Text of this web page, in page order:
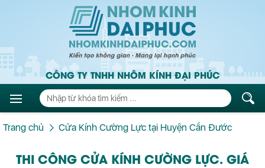
CÔNG TY TNHH NHÔM KÍNH ĐẠI PHÚC
Trang chủ Cửa Kính Cường Lực tại Huyện Cần Đước
THI CÔNG CỬA KÍNH CƯỜNG LỰC. GIÁ